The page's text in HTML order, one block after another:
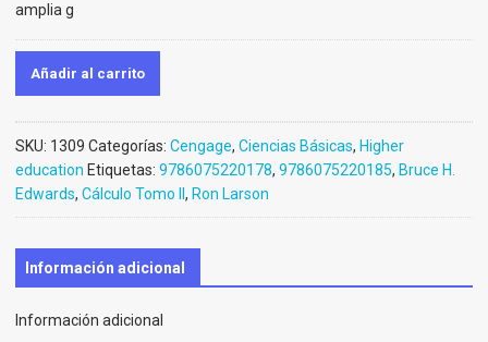
amplia g
Añadir al carrito
SKU: 1309 Categorías: Cengage, Ciencias Básicas, Higher
education Etiquetas: 9786075220178, 9786075220185, Bruce H.
Edwards, Cálculo Tomo II , Ron Larson
Información adicional
Información adicional